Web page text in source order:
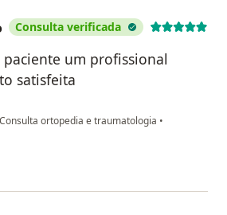
Consulta verificada
um profissional
satisfeita
Consulta ortopedia e traumatologia •
Máximo